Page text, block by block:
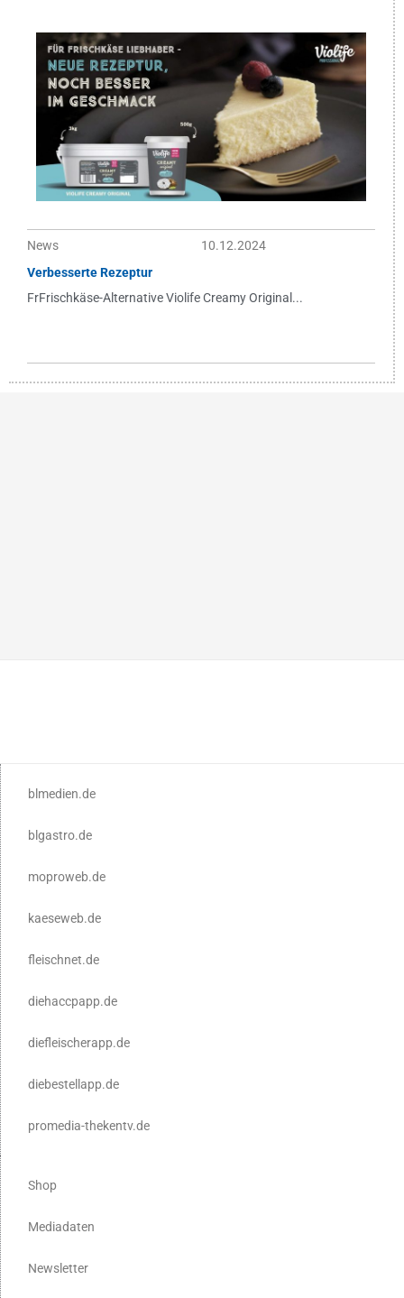
News
10.12.2024
Verbesserte Rezeptur
FrFrischkäse-Alternative Violife Creamy Original...
blmedien.de
blgastro.de
moproweb.de
kaeseweb.de
fleischnet.de
diehaccpapp.de
diefleischerapp.de
diebestellapp.de
promedia-thekentv.de
Shop
Mediadaten
Newsletter